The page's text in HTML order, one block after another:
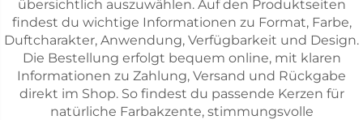
übersichtlich auszuwählen. Auf den Produktseiten
findest du wichtige Informationen zu Format, Farbe,
Duftcharakter, Anwendung, Verfügbarkeit und Design.
Die Bestellung erfolgt bequem online, mit klaren
Informationen zu Zahlung, Versand und Rückgabe
direkt im Shop. So findest du passende Kerzen für
natürliche Farbakzente, stimmungsvolle